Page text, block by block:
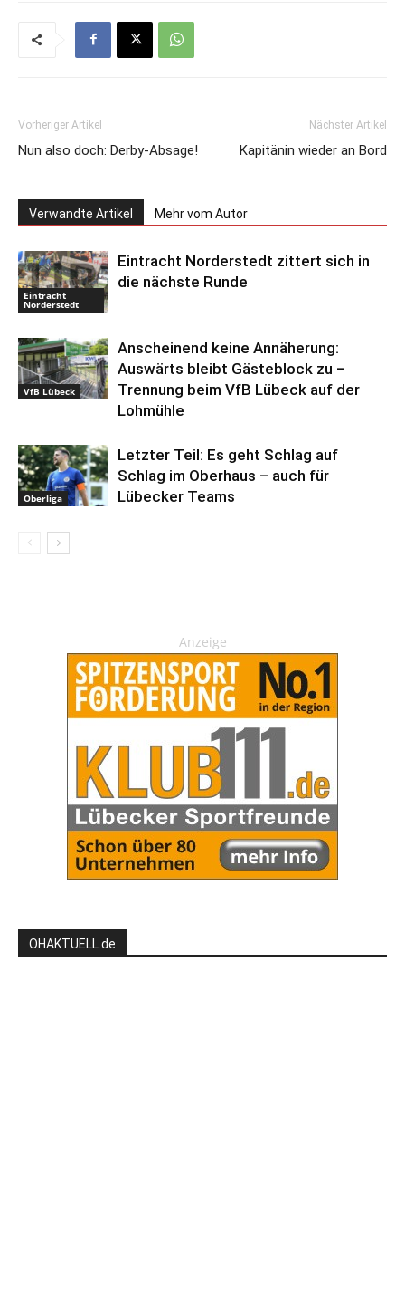
Vorheriger Artikel
Nun also doch: Derby-Absage!
Nächster Artikel
Kapitänin wieder an Bord
Verwandte Artikel Mehr vom Autor
Eintracht
Norderstedt
Eintracht Norderstedt zittert sich in
die nächste Runde
VfB Lübeck
Anscheinend keine Annäherung:
Auswärts bleibt Gästeblock zu –
Trennung beim VfB Lübeck auf der
Lohmühle
Oberliga
Letzter Teil: Es geht Schlag auf
Schlag im Oberhaus – auch für
Lübecker Teams
Anzeige
OHAKTUELL.de